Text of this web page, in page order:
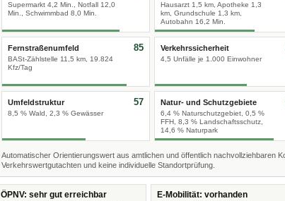
Supermarkt 4,2 Min., Notfall 12,0
Min., Schwimmbad 8,0 Min.
Hausarzt 1,5 km, Apotheke 1,3
km, Grundschule 1,3 km,
Autobahn 16,2 Min.
Fernstraßenumfeld
BASt-Zählstelle 11,5 km, 19.824
Kfz/Tag
85 Verkehrssicherheit
4,5 Unfälle je 1.000 Einwohner
Umfeldstruktur
8,5 % Wald, 2,3 % Gewässer
57 Natur- und Schutzgebiete
6,4 % Naturschutzgebiet, 0,5 %
FFH, 8,3 % Landschaftsschutz,
14,6 % Naturpark
Automatischer Orientierungswert aus amtlichen und öffentlich nachvollziehbaren
Verkehrswertgutachten und keine individuelle Standortprüfung.
ÖPNV: sehr gut erreichbar E-Mobilität: vorhanden